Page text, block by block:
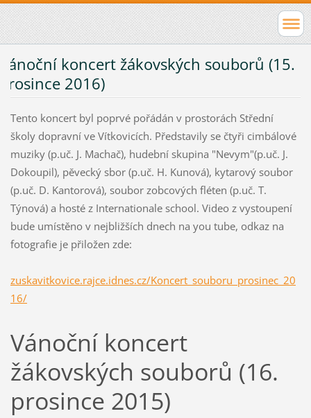
koncert žákovských souborů (15.
2016)
Tento koncert byl poprvé pořádán v prostorách Střední
školy dopravní ve Vítkovicích. Představily se čtyři cimbálové
muziky (p.uč. J. Machač), hudební skupina "Nevym"(p.uč. J.
Dokoupil), pěvecký sbor (p.uč. H. Kunová), kytarový soubor
(p.uč. D. Kantorová), soubor zobcových fléten (p.uč. T.
Týnová) a hosté z Internationale school. Video z vystoupení
bude umístěno v nejbližších dnech na you tube, odkaz na
fotografie je přiložen zde:
zuskavitkovice.rajce.idnes.cz/Koncert_souboru_prosinec_20
16/
Vánoční koncert
žákovských souborů (16.
prosince 2015)